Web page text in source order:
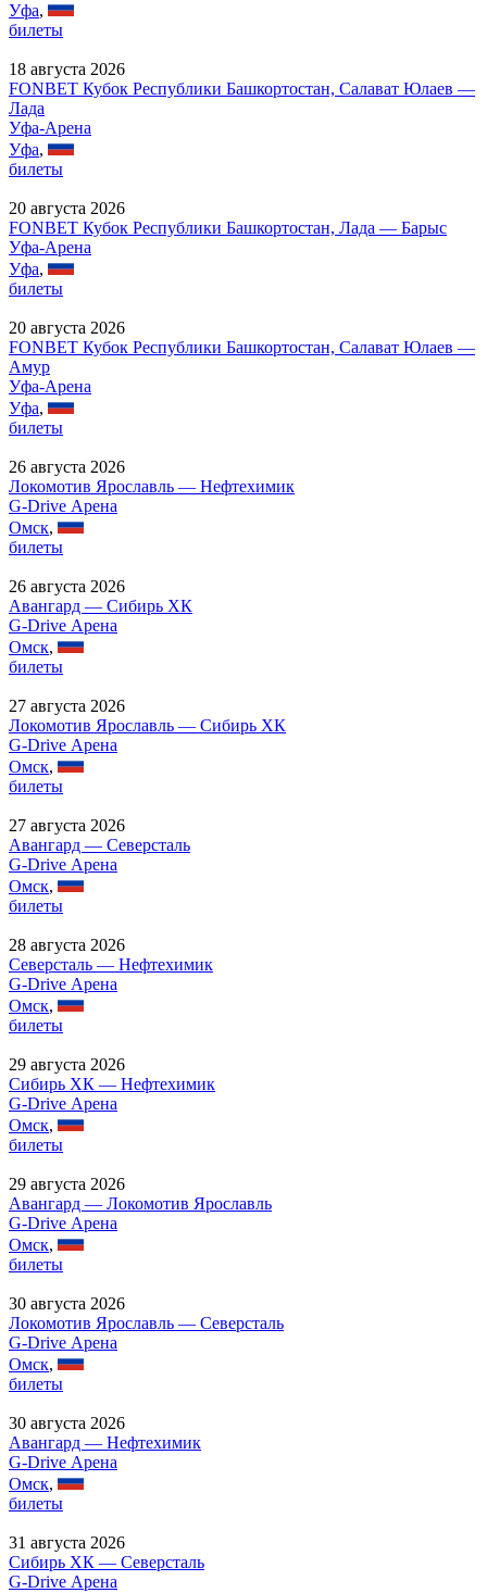
Уфа,
билеты
18 августа 2026
FONBET Кубок Республики Башкортостан, Салават Юлаев —
Лада
Уфа-Арена
Уфа,
билеты
20 августа 2026
FONBET Кубок Республики Башкортостан, Лада — Барыс
Уфа-Арена
Уфа,
билеты
20 августа 2026
FONBET Кубок Республики Башкортостан, Салават Юлаев —
Амур
Уфа-Арена
Уфа,
билеты
26 августа 2026
Локомотив Ярославль — Нефтехимик
G-Drive Арена
Омск,
билеты
26 августа 2026
Авангард — Сибирь ХК
G-Drive Арена
Омск,
билеты
27 августа 2026
Локомотив Ярославль — Сибирь ХК
G-Drive Арена
Омск,
билеты
27 августа 2026
Авангард — Северсталь
G-Drive Арена
Омск,
билеты
28 августа 2026
Северсталь — Нефтехимик
G-Drive Арена
Омск,
билеты
29 августа 2026
Сибирь ХК — Нефтехимик
G-Drive Арена
Омск,
билеты
29 августа 2026
Авангард — Локомотив Ярославль
G-Drive Арена
Омск,
билеты
30 августа 2026
Локомотив Ярославль — Северсталь
G-Drive Арена
Омск,
билеты
30 августа 2026
Авангард — Нефтехимик
G-Drive Арена
Омск,
билеты
31 августа 2026
Сибирь ХК — Северсталь
G-Drive Арена